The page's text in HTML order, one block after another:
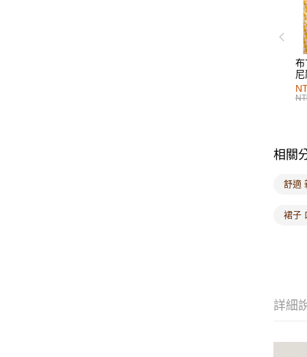
布
相關
舒適
裙子
詳細